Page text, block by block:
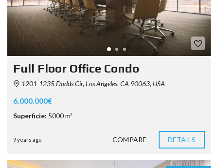
Full Floor Office Condo
1201-1235 Dodds Cir, Los Angeles, CA 90063, USA
6.000.000€
Superficie: 5000 m²
9 years ago COMPARE DETAILS